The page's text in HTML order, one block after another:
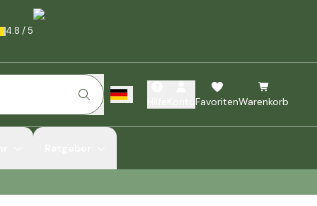
4.8 /5
FavoritenWarenkorb